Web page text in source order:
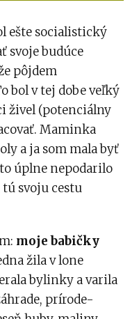
ešte socialistický
svoje budúce
pôjdem
bol v tej dobe veľký
živel (potenciálny
Maminka
a ja som mala byť
úplne nepodarilo
tú svoju cestu
moje babičky
žila v lone
bylinky a varila
prírode-